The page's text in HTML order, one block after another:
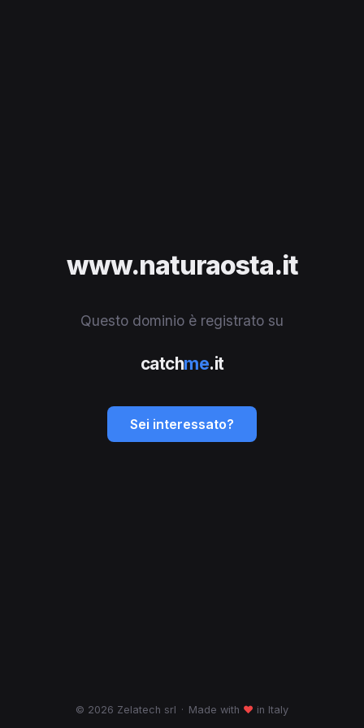
www.naturaosta.it
Questo dominio è registrato su
catchme.it
Sei interessato?
© 2026 Zelatech srl · Made with ♥ in Italy